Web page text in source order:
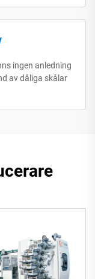
ingen anledning
av dåliga skålar